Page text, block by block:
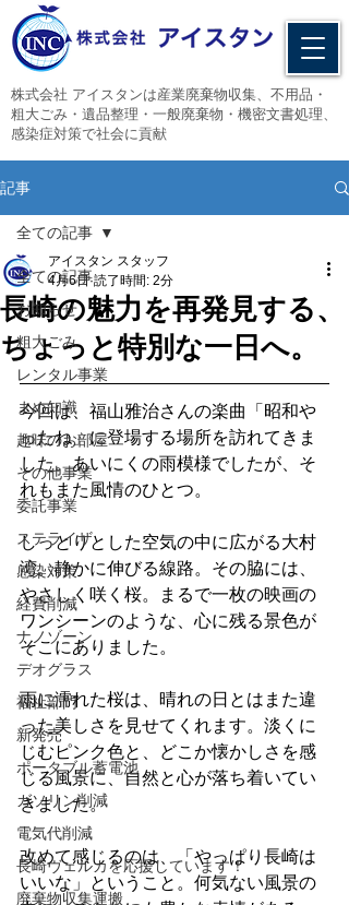
​株式会社 アイスタンは産業廃棄物収集、不用品・
粗大ごみ・遺品整理・一般廃棄物・機密文書処理、
感染症対策で社会に貢献
記事
全ての記事
お知らせ
粗大ごみ
レンタル事業
まめ知識
趣味のお部屋
その他事業
委託事業
ステライザ
感染対策
経費削減
ナノゾーン
デオグラス
福祉部門
新発売
ポータブル蓄電池
ガソリン削減
電気代削減
長崎ヴェルカを応援しています！
廃棄物収集運搬
全ての記事
長崎の魅力を再発見する、
ちょっと特別な一日へ。
アイスタン スタッフ
4月6日 読了時間: 2分
今回は、福山雅治さんの楽曲「昭和や
ったね」に登場する場所を訪れてきま
した。あいにくの雨模様でしたが、そ
れもまた風情のひとつ。
しっとりとした空気の中に広がる大村
湾。静かに伸びる線路。その脇には、
やさしく咲く桜。まるで一枚の映画の
ワンシーンのような、心に残る景色が
そこにありました。
雨に濡れた桜は、晴れの日とはまた違
った美しさを見せてくれます。淡くに
じむピンク色と、どこか懐かしさを感
じる風景に、自然と心が落ち着いてい
きました。
改めて感じるのは、「やっぱり長崎は
いいな」ということ。何気ない風景の